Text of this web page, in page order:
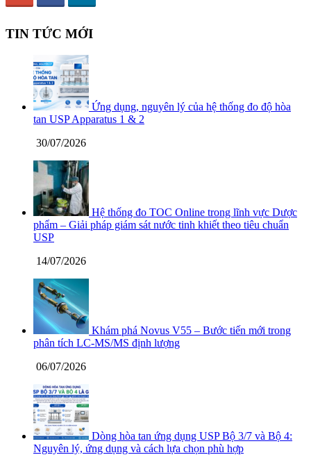
TIN TỨC MỚI
Ứng dụng, nguyên lý của hệ thống đo độ hòa
tan USP Apparatus 1 & 2
30/07/2026
Hệ thống đo TOC Online trong lĩnh vực Dược
phẩm – Giải pháp giám sát nước tinh khiết theo tiêu chuẩn
USP
14/07/2026
Khám phá Novus V55 – Bước tiến mới trong
phân tích LC-MS/MS định lượng
06/07/2026
Dòng hòa tan ứng dụng USP Bộ 3/7 và Bộ 4:
Nguyên lý, ứng dụng và cách lựa chọn phù hợp